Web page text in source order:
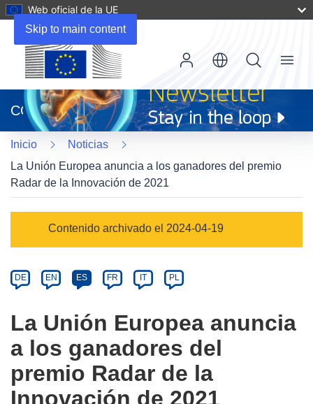
Skip to main content
Web oficial de la UE
abrirá
en
una
nueva
ventana)
CORDIS
Menu
Inicio
Noticias
La Unión Europea anuncia a los ganadores del premio
Radar de la Innovación de 2021
Category
Contenido archivado el 2024-04-19
Article
available
the
following
languages:
DE EN ES FR IT PL
La Unión Europea anuncia
a los ganadores del
premio Radar de la
Innovación de 2021